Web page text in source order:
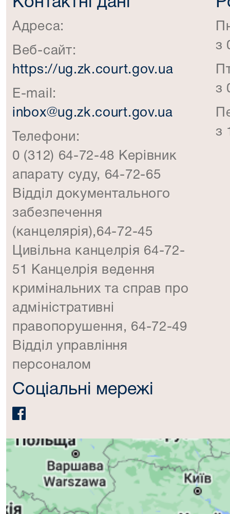
Адреса:
Веб-сайт:
https://ug.zk.court.gov.ua
E-mail:
inbox@ug.zk.court.gov.ua
Телефони:
0 (312) 64-72-48 Керівник
апарату суду, 64-72-65
Відділ документального
забезпечення
(канцелярія),64-72-45
Цивільна канцелрія 64-72-
51 Канцелрія ведення
кримінальних та справ про
адміністративні
правопорушення, 64-72-49
Відділ управління
персоналом
Соціальні мережі
з
з
з